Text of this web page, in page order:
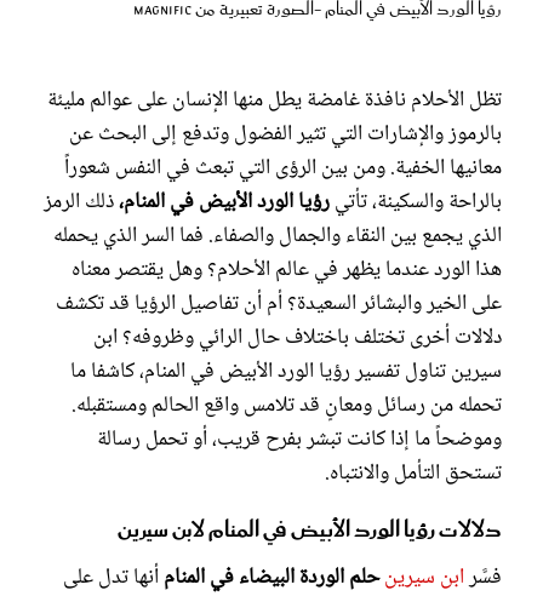
رؤيا الورد الأبيض في المنام -الصورة تعبيرية من magnific
تظل الأحلام نافذة غامضة يطل منها الإنسان على عوالم مليئة
بالرموز والإشارات التي تثير الفضول وتدفع إلى البحث عن
معانيها الخفية. ومن بين الرؤى التي تبعث في النفس شعوراً
بالراحة والسكينة، تأتيرؤيا الورد الأبيض في المنام،ذلك الرمز
الذي يجمع بين النقاء والجمال والصفاء. فما السر الذي يحمله
هذا الورد عندما يظهر في عالم الأحلام؟ وهل يقتصر معناه
على الخير والبشائر السعيدة؟ أم أن تفاصيل الرؤيا قد تكشف
دلالات أخرى تختلف باختلاف حال الرائي وظروفه؟ ابن
سيرين تناول تفسير رؤيا الورد الأبيض في المنام، كاشفا ما
تحمله من رسائل ومعانٍ قد تلامس واقع الحالم ومستقبله.
وموضحاً ما إذا كانت تبشر بفرح قريب، أو تحمل رسالة
تستحق التأمل والانتباه.
دلالات رؤيا الورد الأبيض في المنام لابن سيرين
فسَّرابن سيرينحلم الوردة البيضاء في المنامأنها تدل على
عروس سيدتي
مجلة سيدتي
غلاف رفمي